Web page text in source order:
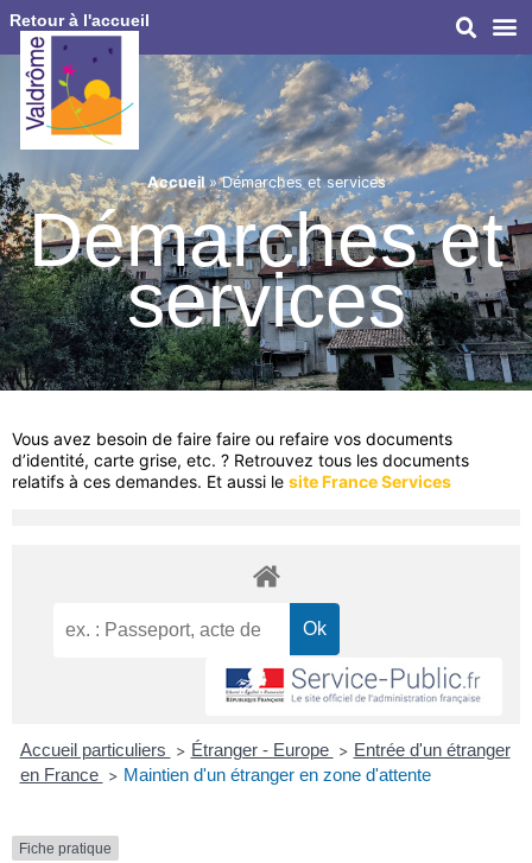
Retour à l'accueil
Accueil»Démarches et services
Démarches et
services
Vous avez besoin de faire faire ou refaire vos documents
d’identité, carte grise, etc. ? Retrouvez tous les documents
relatifs à ces demandes. Et aussi le site France Services
Accueil particuliers > Étranger - Europe > Entrée d'un étranger
en France > Maintien d'un étranger en zone d'attente
Fiche pratique